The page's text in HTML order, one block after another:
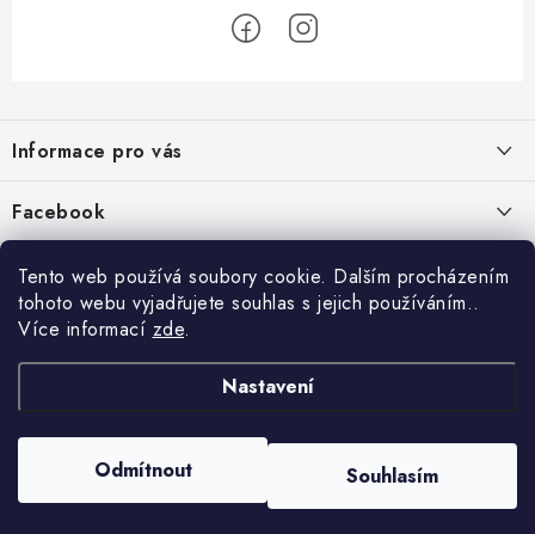
Tento web používá soubory cookie. Dalším procházením
tohoto webu vyjadřujete souhlas s jejich používáním..
Více informací zde.
Nastavení
Odmítnout Souhlasím
p
a
t
Informace pro vás
Jak nakupovat
Obchodní podmínky
Podmínky ochrany osobních údajů
Reklamace
Online platby Comgate
Facebook
Vytvořil Shoptet
. Všechna práva vyhrazena.Upravit nastavení